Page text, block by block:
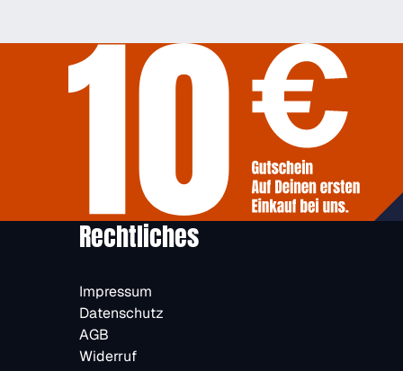
Rechtliches
Impressum
Datenschutz
AGB
Widerruf